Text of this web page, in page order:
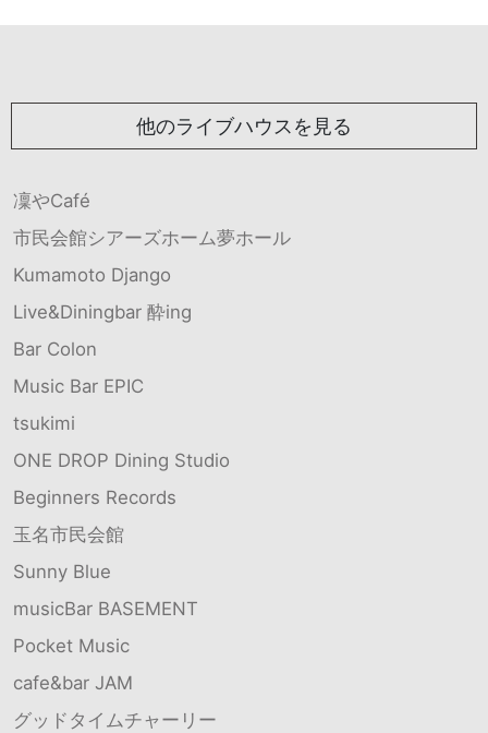
他のライブハウスを見る
凜やCafé
市民会館シアーズホーム夢ホール
Kumamoto Django
Live&Diningbar 酔ing
Bar Colon
Music Bar EPIC
tsukimi
ONE DROP Dining Studio
Beginners Records
玉名市民会館
Sunny Blue
musicBar BASEMENT
Pocket Music
cafe&bar JAM
グッドタイムチャーリー